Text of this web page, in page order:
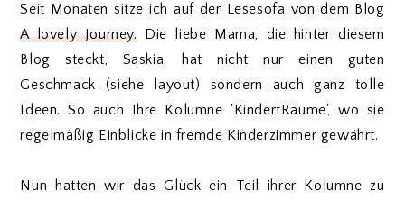
Seit Monaten sitze ich auf der Lesesofa von dem Blog
A lovely Journey.Die liebe Mama, die hinter diesem
Blog steckt, Saskia, hat nicht nur einen guten
Geschmack (siehe layout) sondern auch ganz tolle
Ideen. So auch Ihre Kolumne 'KindertRäume', wo sie
regelmäßig Einblicke in fremde Kinderzimmer gewährt.
Nun hatten wir das Glück ein Teil ihrer Kolumne zu